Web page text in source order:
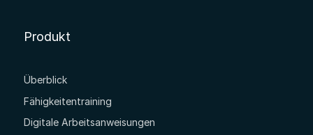
Produkt
Überblick
Fähigkeitentraining
Digitale Arbeitsanweisungen